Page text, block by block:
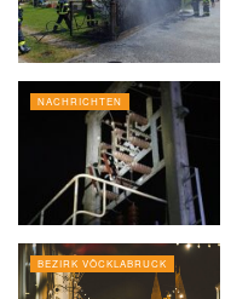
NACHRICHTEN
BEZIRK VÖCKLABRUCK